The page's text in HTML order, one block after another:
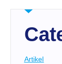
Artikel